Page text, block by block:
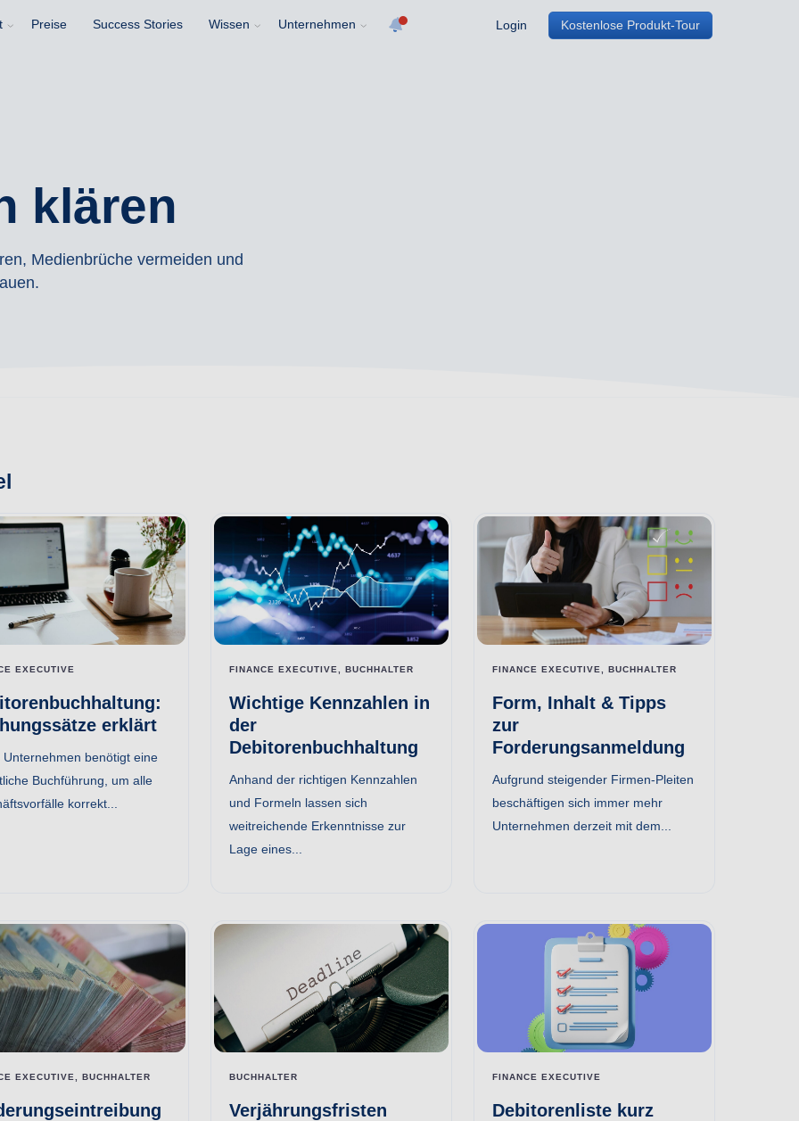
Preise Success Stories Wissen Unternehmen Login Kostenlose Produkt-Tour
klären
Medienbrüche vermeiden und
EXECUTIVE
erklärt
Unternehmen benötigt eine
Buchführung, um alle
korrekt...
FINANCE EXECUTIVE, BUCHHALTER
Wichtige Kennzahlen in
der
Debitorenbuchhaltung
Anhand der richtigen Kennzahlen
und Formeln lassen sich
weitreichende Erkenntnisse zur
Lage eines...
FINANCE EXECUTIVE, BUCHHALTER
Form, Inhalt & Tipps
zur
Forderungsanmeldung
Aufgrund steigender Firmen-Pleiten
beschäftigen sich immer mehr
Unternehmen derzeit mit dem...
EXECUTIVE, BUCHHALTER BUCHHALTER
Verjährungsfristen
FINANCE EXECUTIVE
Debitorenliste kurz